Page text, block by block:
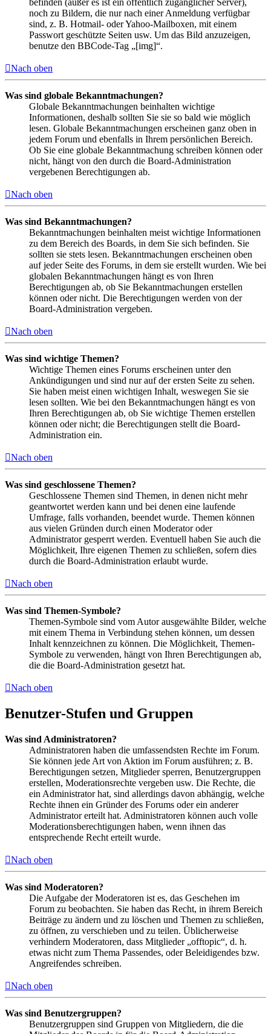
noch zu Bildern, die nur nach einer Anmeldung verfügbar
sind, z. B. Hotmail- oder Yahoo-Mailboxen, mit einem
Passwort geschützte Seiten usw. Um das Bild anzuzeigen,
benutze den BBCode-Tag „[img]“.
Nach oben
Was sind globale Bekanntmachungen?
Globale Bekanntmachungen beinhalten wichtige
Informationen, deshalb sollten Sie sie so bald wie möglich
lesen. Globale Bekanntmachungen erscheinen ganz oben in
jedem Forum und ebenfalls in Ihrem persönlichen Bereich.
Ob Sie eine globale Bekanntmachung schreiben können oder
nicht, hängt von den durch die Board-Administration
vergebenen Berechtigungen ab.
Nach oben
Was sind Bekanntmachungen?
Bekanntmachungen beinhalten meist wichtige Informationen
zu dem Bereich des Boards, in dem Sie sich befinden. Sie
sollten sie stets lesen. Bekanntmachungen erscheinen oben
auf jeder Seite des Forums, in dem sie erstellt wurden. Wie bei
globalen Bekanntmachungen hängt es von Ihren
Berechtigungen ab, ob Sie Bekanntmachungen erstellen
können oder nicht. Die Berechtigungen werden von der
Board-Administration vergeben.
Nach oben
Was sind wichtige Themen?
Wichtige Themen eines Forums erscheinen unter den
Ankündigungen und sind nur auf der ersten Seite zu sehen.
Sie haben meist einen wichtigen Inhalt, weswegen Sie sie
lesen sollten. Wie bei den Bekanntmachungen hängt es von
Ihren Berechtigungen ab, ob Sie wichtige Themen erstellen
können oder nicht; die Berechtigungen stellt die Board-
Administration ein.
Nach oben
Was sind geschlossene Themen?
Geschlossene Themen sind Themen, in denen nicht mehr
geantwortet werden kann und bei denen eine laufende
Umfrage, falls vorhanden, beendet wurde. Themen können
aus vielen Gründen durch einen Moderator oder
Administrator gesperrt werden. Eventuell haben Sie auch die
Möglichkeit, Ihre eigenen Themen zu schließen, sofern dies
durch die Board-Administration erlaubt wurde.
Nach oben
Was sind Themen-Symbole?
Themen-Symbole sind vom Autor ausgewählte Bilder, welche
mit einem Thema in Verbindung stehen können, um dessen
Inhalt kennzeichnen zu können. Die Möglichkeit, Themen-
Symbole zu verwenden, hängt von Ihren Berechtigungen ab,
die die Board-Administration gesetzt hat.
Nach oben
Benutzer-Stufen und Gruppen
Was sind Administratoren?
Administratoren haben die umfassendsten Rechte im Forum.
Sie können jede Art von Aktion im Forum ausführen; z. B.
Berechtigungen setzen, Mitglieder sperren, Benutzergruppen
erstellen, Moderationsrechte vergeben usw. Die Rechte, die
ein Administrator hat, sind allerdings davon abhängig, welche
Rechte ihnen ein Gründer des Forums oder ein anderer
Administrator erteilt hat. Administratoren können auch volle
Moderationsberechtigungen haben, wenn ihnen das
entsprechende Recht erteilt wurde.
Nach oben
Was sind Moderatoren?
Die Aufgabe der Moderatoren ist es, das Geschehen im
Forum zu beobachten. Sie haben das Recht, in ihrem Bereich
Beiträge zu ändern und zu löschen und Themen zu schließen,
zu öffnen, zu verschieben und zu teilen. Üblicherweise
verhindern Moderatoren, dass Mitglieder „offtopic“, d. h.
etwas nicht zum Thema Passendes, oder Beleidigendes bzw.
Angreifendes schreiben.
Nach oben
Was sind Benutzergruppen?
Benutzergruppen sind Gruppen von Mitgliedern, die die